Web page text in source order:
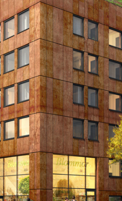
Copyright © 3DHouse.se. All Rights Reserved